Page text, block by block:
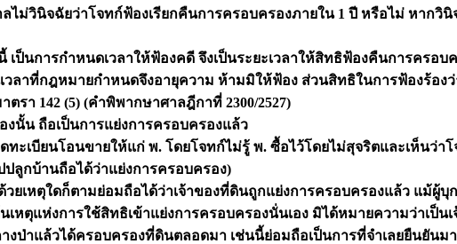
ม่วินิจฉัยว่าโจทก์ฟ้องเรียกคืนการครอบครองภายใน 1 ปี หรือไม่ หากวิ
เป็นการกำหนดเวลาให้ฟ้องคดี จึงเป็นระยะเวลาให้สิทธิฟ้องคืนการครอ
วลาที่กฎหมายกำหนดจึงอายุความ ห้ามมิให้ฟ้อง ส่วนสิทธิในการฟ้องร้อ
รา 142 (5) (คำพิพากษาศาลฎีกาที่ 2300/2527)
งนั้น ถือเป็นการแย่งการครอบครองแล้ว
ทะเบียนโอนขายให้แก่ พ. โดยโจทก์ไม่รู้ พ. ซื้อไว้โดยไม่สุจริตและเห็นว่
ปลูกบ้านถือได้ว่าแย่งการครอบครอง)
เหตุใดก็ตามย่อมถือได้ว่าเจ้าของที่ดินถูกแย่งการครอบครองแล้ว แม้ผู้บุ
ตุแห่งการใช้สิทธิเข้าแย่งการครอบครองนั่นเอง มิได้หมายความว่าเป็
างป่าแล้วได้ครอบครองที่ดินตลอดมา เช่นนี้ย่อมถือเป็นการที่จำเลยยืนยัน